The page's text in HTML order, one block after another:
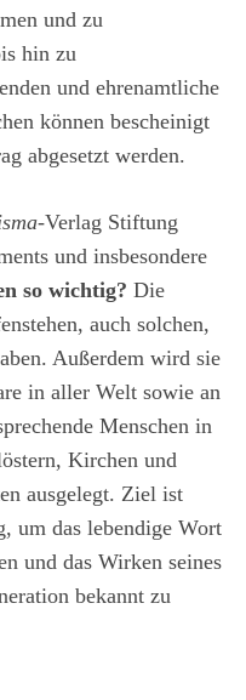
und zu
hin zu
und ehrenamtliche
können bescheinigt
abgesetzt werden.
-Verlag Stiftung
und insbesondere
so wichtig? Die
auch solchen,
Außerdem wird sie
in aller Welt sowie an
Menschen in
Kirchen und
ausgelegt. Ziel ist
um das lebendige Wort
und das Wirken seines
bekannt zu